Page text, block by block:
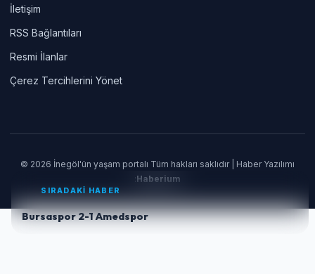
İletişim
RSS Bağlantıları
Resmi İlanlar
Çerez Tercihlerini Yönet
© 2026 İnegöl'ün yaşam portalı Tüm hakları saklıdır | Haber Yazılımı
:Haberium
SIRADAKİ HABER
Bursaspor 2-1 Amedspor